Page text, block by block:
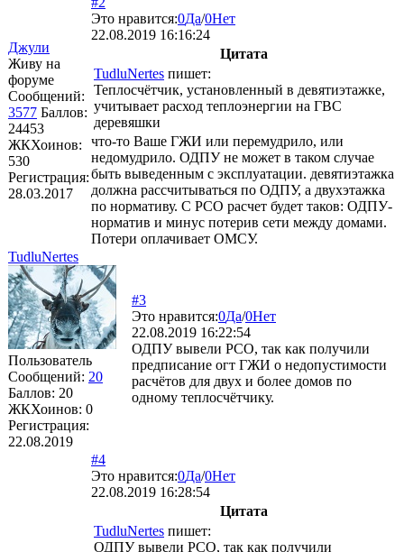
Джули
Живу на
форуме
Сообщений:
3577 Баллов:
24453
ЖКХоинов:
530
Регистрация:
28.03.2017
Это нравится:0Да/0Нет
22.08.2019 16:16:24
Цитата
TudluNertes пишет:
Теплосчётчик, установленный в девятиэтажке,
учитывает расход теплоэнергии на ГВС
деревяшки
что-то Ваше ГЖИ или перемудрило, или
недомудрило. ОДПУ не может в таком случае
быть выведенным с эксплуатации. девятиэтажка
должна рассчитываться по ОДПУ, а двухэтажка
по нормативу. С РСО расчет будет таков: ОДПУ-
норматив и минус потерив сети между домами.
Потери оплачивает ОМСУ.
TudluNertes
Пользователь
Сообщений: 20
Баллов: 20
ЖКХоинов: 0
Регистрация:
22.08.2019
#3
Это нравится:0Да/0Нет
22.08.2019 16:22:54
ОДПУ вывели РСО, так как получили
предписание огт ГЖИ о недопустимости
расчётов для двух и более домов по
одному теплосчётчику.
#4
Это нравится:0Да/0Нет
22.08.2019 16:28:54
Цитата
TudluNertes пишет:
ОДПУ вывели РСО, так как получили